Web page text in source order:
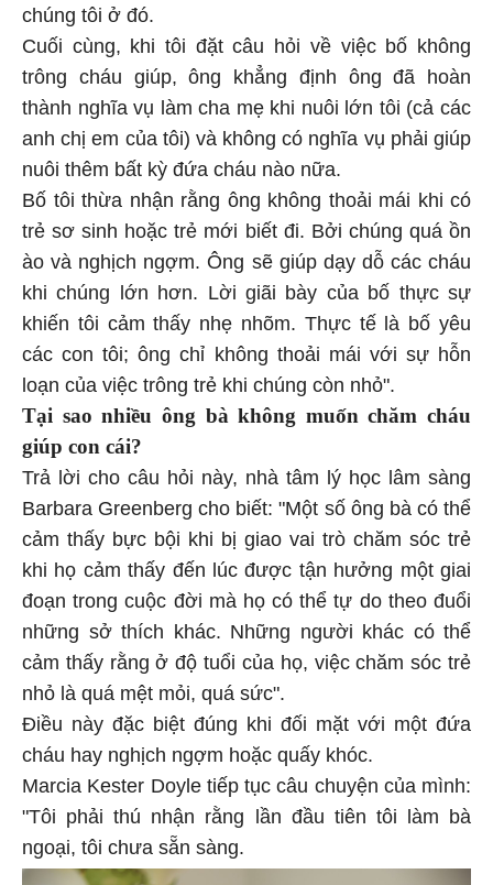
chúng tôi ở đó.
Cuối cùng, khi tôi đặt câu hỏi về việc bố không
trông cháu giúp, ông khẳng định ông đã hoàn
thành nghĩa vụ làm cha mẹ khi nuôi lớn tôi (cả các
anh chị em của tôi) và không có nghĩa vụ phải giúp
nuôi thêm bất kỳ đứa cháu nào nữa.
Bố tôi thừa nhận rằng ông không thoải mái khi có
trẻ sơ sinh hoặc trẻ mới biết đi. Bởi chúng quá ồn
ào và nghịch ngợm. Ông sẽ giúp dạy dỗ các cháu
khi chúng lớn hơn. Lời giãi bày của bố thực sự
khiến tôi cảm thấy nhẹ nhõm. Thực tế là bố yêu
các con tôi; ông chỉ không thoải mái với sự hỗn
loạn của việc trông trẻ khi chúng còn nhỏ".
Tại sao nhiều ông bà không muốn chăm cháu
giúp con cái?
Trả lời cho câu hỏi này, nhà tâm lý học lâm sàng
Barbara Greenberg cho biết: "Một số ông bà có thể
cảm thấy bực bội khi bị giao vai trò chăm sóc trẻ
khi họ cảm thấy đến lúc được tận hưởng một giai
đoạn trong cuộc đời mà họ có thể tự do theo đuổi
những sở thích khác. Những người khác có thể
cảm thấy rằng ở độ tuổi của họ, việc chăm sóc trẻ
nhỏ là quá mệt mỏi, quá sức".
Điều này đặc biệt đúng khi đối mặt với một đứa
cháu hay nghịch ngợm hoặc quấy khóc.
Marcia Kester Doyle tiếp tục câu chuyện của mình:
"Tôi phải thú nhận rằng lần đầu tiên tôi làm bà
ngoại, tôi chưa sẵn sàng.